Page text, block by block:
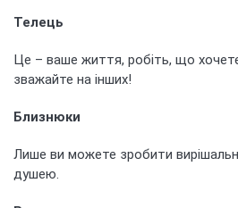
Телець
Це – ваше життя, робіть, що
зважайте на інших!
Близнюки
Лише ви можете зробити
душею.